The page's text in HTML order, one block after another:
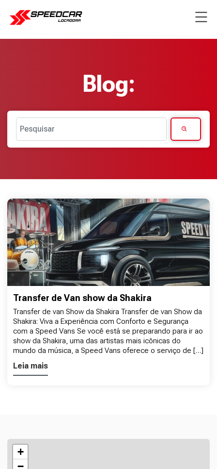
Blog:
Pesquisar
Transfer de Van show da Shakira
Transfer de van Show da Shakira Transfer de van Show da
Shakira: Viva a Experiência com Conforto e Segurança
com a Speed Vans Se você está se preparando para ir ao
show da Shakira, uma das artistas mais icônicas do
mundo da música, a Speed Vans oferece o serviço de […]
Leia mais
+
−